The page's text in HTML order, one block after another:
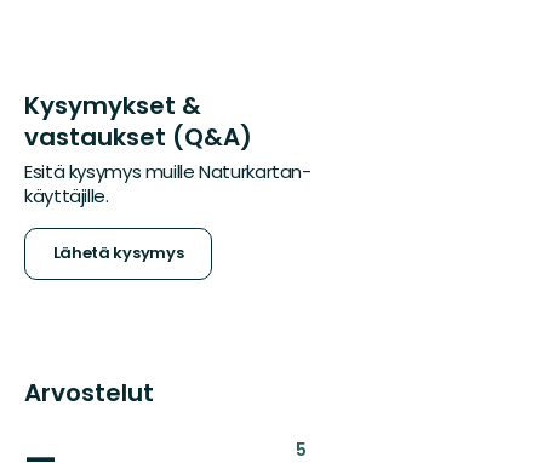
Kysymykset &
vastaukset (Q&A)
Esitä kysymys muille Naturkartan-
käyttäjille.
Lähetä kysymys
Arvostelut
5: